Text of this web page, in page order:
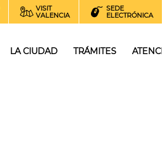
VISIT
VALENCIA
SEDE
ELECTRÓNICA
LA CIUDAD TRÁMITES